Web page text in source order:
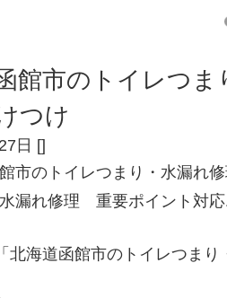
館市のトイレつ
つけ
日 []
市のトイレつまり・水漏れ
漏れ修理 重要ポイント対応
「北海道函館市のトイレつま